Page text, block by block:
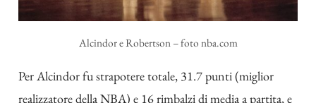
Alcindor e Robertson – foto nba.com
Per Alcindor fu strapotere totale, 31.7 punti (miglior
realizzatore della NBA) e 16 rimbalzi di media a partita, e